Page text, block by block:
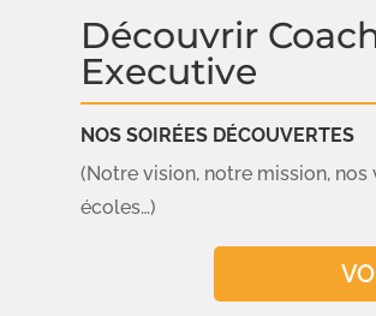
Découvrir
Executive
NOS SOIRÉES DÉCOUVERTES
(Notre vision, notre mission,
écoles…)